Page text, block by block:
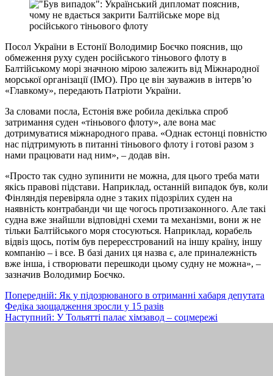
Посол України в Естонії Володимир Боєчко пояснив, що
обмеження руху суден російського тіньового флоту в
Балтійському морі значною мірою залежить від Міжнародної
морської організації (IMO). Про це він зауважив в інтерв’ю
«Главкому», передають Патріоти України.
За словами посла, Естонія вже робила декілька спроб
затримання суден «тіньового флоту», але вона має
дотримуватися міжнародного права. «Однак естонці повністю
нас підтримують в питанні тіньового флоту і готові разом з
нами працювати над ним», – додав він.
«Просто так судно зупинити не можна, для цього треба мати
якісь правові підстави. Наприклад, останній випадок був, коли
Фінляндія перевіряла одне з таких підозрілих суден на
наявність контрабанди чи ще чогось протизаконного. Але такі
судна вже знайшли відповідні схеми та механізми, вони ж не
тільки Балтійського моря стосуються. Наприклад, корабель
відвіз щось, потім був перереєстрований на іншу країну, іншу
компанію – і все. В базі даних ця назва є, але приналежність
вже інша, і створювати перешкоди цьому судну не можна», –
зазначив Володимир Боєчко.
Навігація
записів
Попередній: Як у підозрюваного в отриманні хабаря депутата
Федіка заощадження зросли у 15 разів
Наступний: У Тольятті палає хімзавод – соцмережі